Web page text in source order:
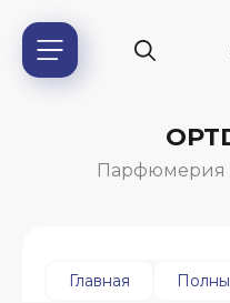
Парфюмерия
Главная